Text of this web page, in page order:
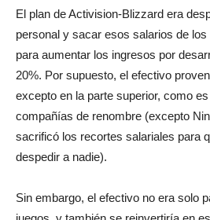
El plan de Activision-Blizzard era
personal y sacar esos salarios de
para aumentar los ingresos por
20%. Por supuesto, el efectivo
excepto en la parte superior, como
compañías de renombre (excepto
sacrificó los recortes salariales para
despedir a nadie).
Sin embargo, el efectivo no era solo